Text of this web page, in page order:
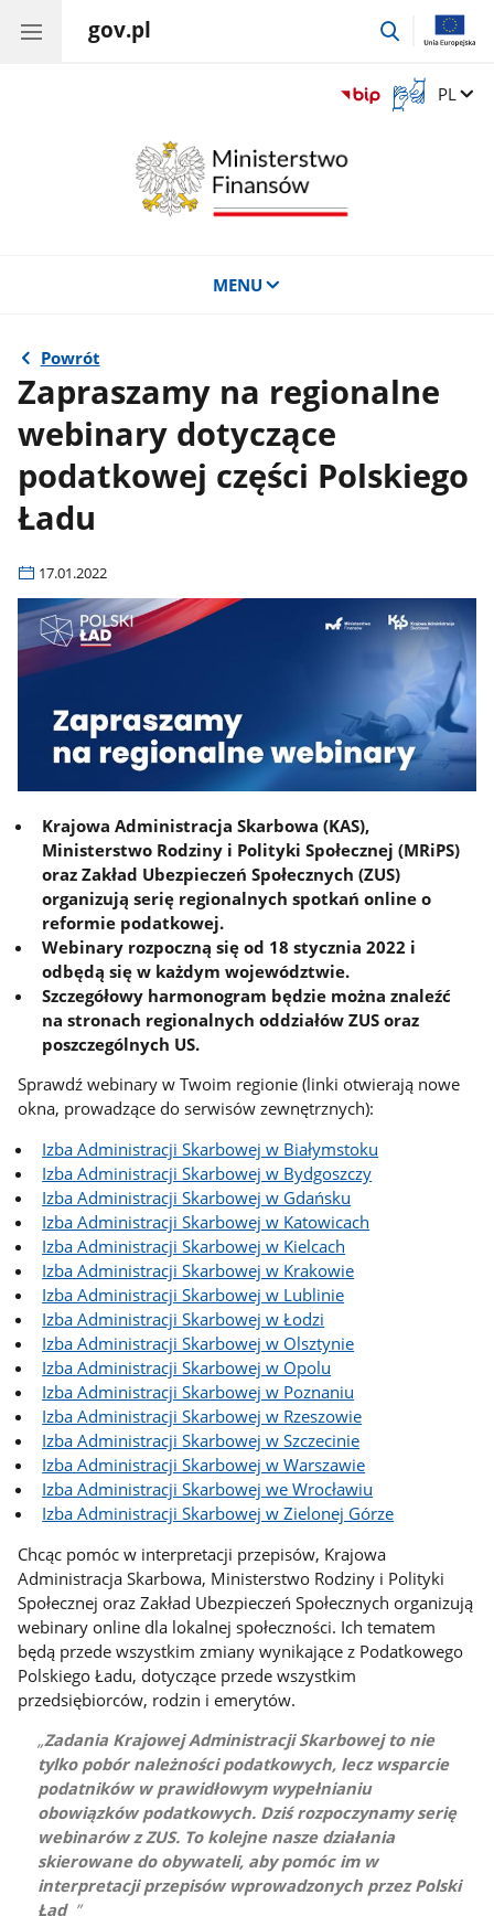
gov.pl
przejdź
Otwórz
okno
Zmień
PL
MENU
Powrót
Zapraszamy na regionalne
webinary dotyczące
podatkowej części Polskiego
Ładu
17.01.2022
Krajowa Administracja Skarbowa (KAS),
Ministerstwo Rodziny i Polityki Społecznej (MRiPS)
oraz Zakład Ubezpieczeń Społecznych (ZUS)
organizują serię regionalnych spotkań online o
reformie podatkowej.
Webinary rozpoczną się od 18 stycznia 2022 i
odbędą się w każdym województwie.
Szczegółowy harmonogram będzie można znaleźć
na stronach regionalnych oddziałów ZUS oraz
poszczególnych US.
Sprawdź webinary w Twoim regionie (linki otwierają nowe
okna, prowadzące do serwisów zewnętrznych):
Izba Administracji Skarbowej w Białymstoku
Izba Administracji Skarbowej w Bydgoszczy
Izba Administracji Skarbowej w Gdańsku
Izba Administracji Skarbowej w Katowicach
Izba Administracji Skarbowej w Kielcach
Izba Administracji Skarbowej w Krakowie
Izba Administracji Skarbowej w Lublinie
Izba Administracji Skarbowej w Łodzi
Izba Administracji Skarbowej w Olsztynie
Izba Administracji Skarbowej w Opolu
Izba Administracji Skarbowej w Poznaniu
Izba Administracji Skarbowej w Rzeszowie
Izba Administracji Skarbowej w Szczecinie
Izba Administracji Skarbowej w Warszawie
Izba Administracji Skarbowej we Wrocławiu
Izba Administracji Skarbowej w Zielonej Górze
Chcąc pomóc w interpretacji przepisów, Krajowa
Administracja Skarbowa, Ministerstwo Rodziny i Polityki
Społecznej oraz Zakład Ubezpieczeń Społecznych organizują
webinary online dla lokalnej społeczności. Ich tematem
będą przede wszystkim zmiany wynikające z Podatkowego
Polskiego Ładu, dotyczące przede wszystkim
przedsiębiorców, rodzin i emerytów.
Zadania Krajowej Administracji Skarbowej to nie
tylko pobór należności podatkowych, lecz wsparcie
podatników w prawidłowym wypełnianiu
obowiązków podatkowych. Dziś rozpoczynamy serię
webinarów z ZUS. To kolejne nasze działania
skierowane do obywateli, aby pomóc im w
interpretacji przepisów wprowadzonych przez Polski
Ład